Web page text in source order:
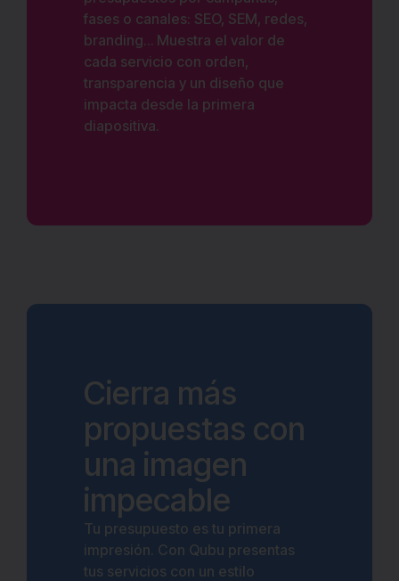
fases o canales: SEO, SEM, redes,
branding… Muestra el valor de
cada servicio con orden,
transparencia y un diseño que
impacta desde la primera
diapositiva.
Cierra más
propuestas con
una imagen
impecable
Tu presupuesto es tu primera
impresión. Con Qubu presentas
tus servicios con un estilo